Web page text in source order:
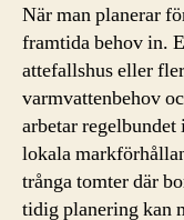
När man planerar
framtida behov in.
attefallshus eller
varmvattenbehov
arbetar regelbundet
lokala
trånga tomter där
tidig planering kan